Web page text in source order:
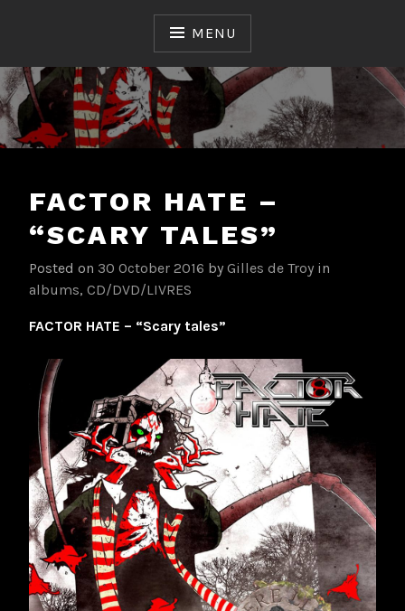
MENU
TROYAN FORGE
Ceux qui ont fait et font l'Histoire du Hard & Heavy
Français
FACTOR HATE –
“SCARY TALES”
Posted on 30 October 2016 by Gilles de Troy in
albums, CD/DVD/LIVRES
FACTOR HATE – “Scary tales”